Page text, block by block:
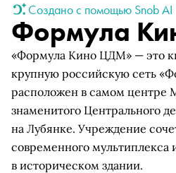
Создано с помощью Snob AI
Формула
«Формула Кино ЦДМ» — это
крупную российскую сеть
расположен в самом центре
знаменитого Центрального
на Лубянке. Учреждение
современного мультиплекса
в историческом здании.